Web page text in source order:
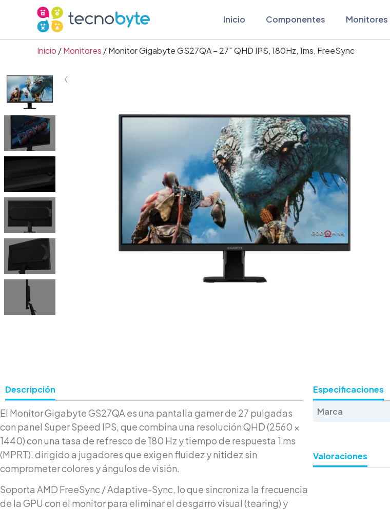
Inicio Componentes Monitores
Inicio /Monitores / Monitor Gigabyte GS27QA – 27″ QHD IPS, 180Hz, 1ms, FreeSync
Descripción
El Monitor Gigabyte GS27QA es una pantalla gamer de 27 pulgadas
con panel Super Speed IPS, que combina una resolución QHD (2560 ×
1440) con una tasa de refresco de 180 Hz y tiempo de respuesta 1 ms
(MPRT), dirigido a jugadores que exigen fluidez y nitidez sin
comprometer colores y ángulos de visión.
Soporta AMD FreeSync / Adaptive-Sync, lo que sincroniza la frecuencia
de la GPU con el monitor para eliminar el desgarro visual (tearing) y
Especificaciones
Marca
Valoraciones